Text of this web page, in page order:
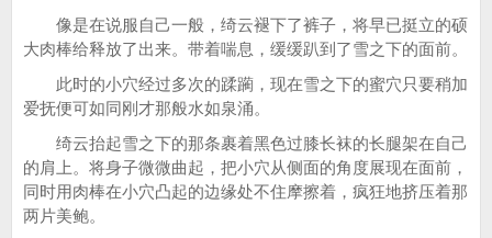
像是在说服自己一般，绮云褪下了裤子，将早已挺立的硕
大肉棒给释放了出来。带着喘息，缓缓趴到了雪之下的面前。
此时的小穴经过多次的蹂躏，现在雪之下的蜜穴只要稍加
爱抚便可如同刚才那般水如泉涌。
绮云抬起雪之下的那条裹着黑色过膝长袜的长腿架在自己
的肩上。将身子微微曲起，把小穴从侧面的角度展现在面前，
同时用肉棒在小穴凸起的边缘处不住摩擦着，疯狂地挤压着那
两片美鲍。